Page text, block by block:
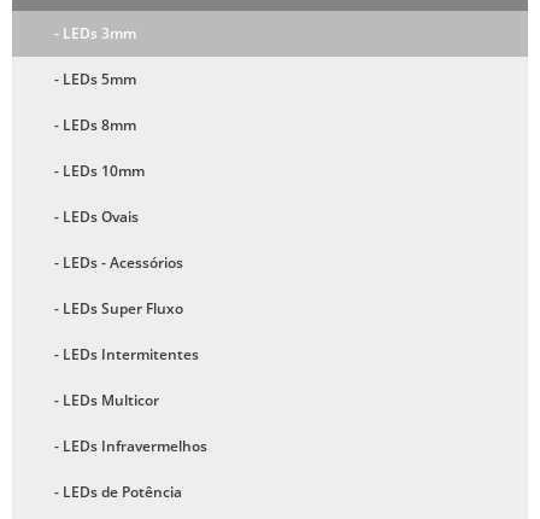
- LEDs 3mm
- LEDs 5mm
- LEDs 8mm
- LEDs 10mm
- LEDs Ovais
- LEDs - Acessórios
- LEDs Super Fluxo
- LEDs Intermitentes
- LEDs Multicor
- LEDs Infravermelhos
- LEDs de Potência